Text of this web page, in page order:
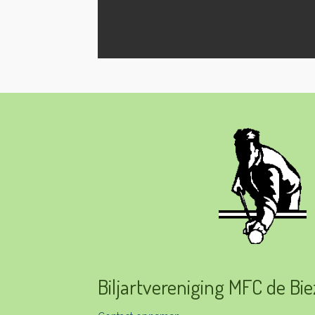
Biljartvereniging MFC de